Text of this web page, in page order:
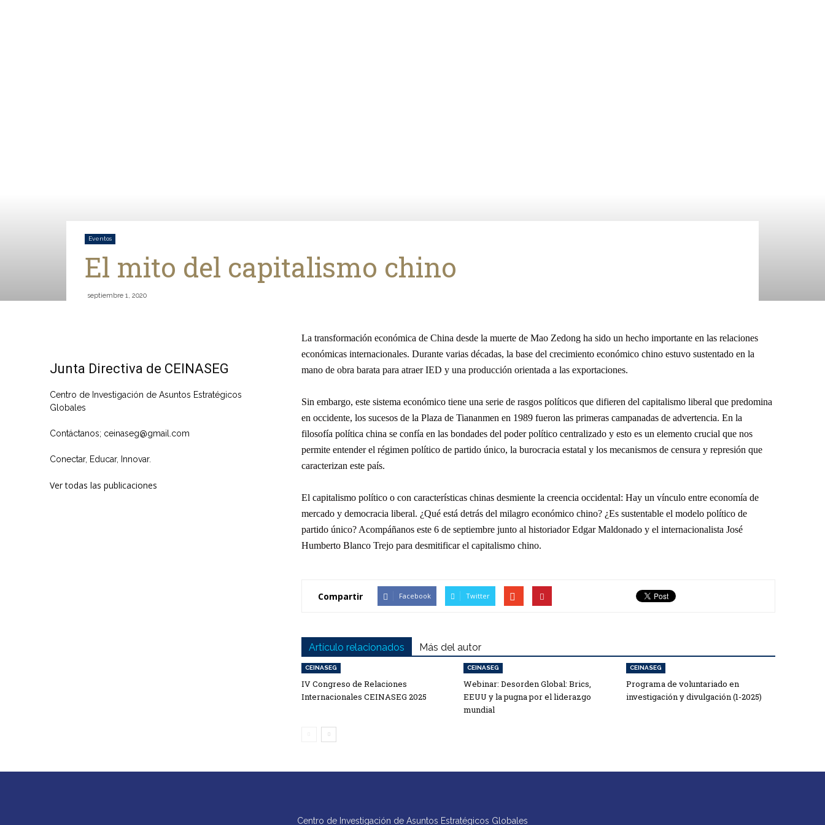
Eventos
El mito del capitalismo chino
septiembre 1, 2020
La transformación económica de China desde la muerte de Mao Zedong ha sido un hecho importante en las relaciones
económicas internacionales. Durante varias décadas, la base del crecimiento económico chino estuvo sustentado en la
mano de obra barata para atraer IED y una producción orientada a las exportaciones.
Sin embargo, este sistema económico tiene una serie de rasgos políticos que difieren del capitalismo liberal que predomina
en occidente, los sucesos de la Plaza de Tiananmen en 1989 fueron las primeras campanadas de advertencia. En la
filosofía política china se confía en las bondades del poder político centralizado y esto es un elemento crucial que nos
permite entender el régimen político de partido único, la burocracia estatal y los mecanismos de censura y represión que
caracterizan este país.
El capitalismo político o con características chinas desmiente la creencia occidental: Hay un vínculo entre economía de
mercado y democracia liberal. ¿Qué está detrás del milagro económico chino? ¿Es sustentable el modelo político de
partido único? Acompáñanos este 6 de septiembre junto al historiador Edgar Maldonado y el internacionalista José
Humberto Blanco Trejo para desmitificar el capitalismo chino.
Compartir Facebook Twitter
Artículo relacionados Más del autor
CEINASEG
IV Congreso de Relaciones
Internacionales CEINASEG 2025
CEINASEG
Webinar: Desorden Global: Brics,
EEUU y la pugna por el liderazgo
mundial
CEINASEG
Programa de voluntariado en
investigación y divulgación (1-2025)
Junta Directiva de CEINASEG
Centro de Investigación de Asuntos Estratégicos
Globales
Contáctanos; ceinaseg@gmail.com
Conectar, Educar, Innovar.
Ver todas las publicaciones
Centro de Investigación de Asuntos Estratégicos Globales